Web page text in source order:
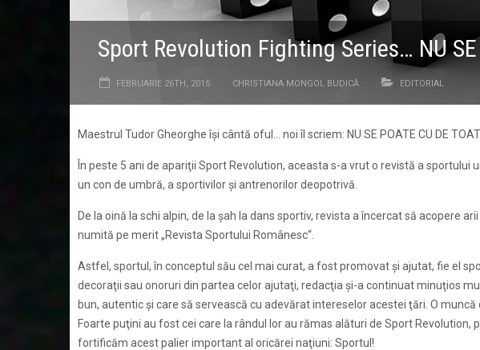
Sport Revolution Fighting Series… NU SE
FEBRUARIE 26TH, 2015 CHRISTIANA MONGOL BUDICĂ EDITORIAL
Maestrul Tudor Gheorghe îşi cântă oful… noi îl scriem: NU SE POATE CU DE
În peste 5 ani de apariţii Sport Revolution, aceasta s-a vrut o revistă a sportului
un con de umbră, a sportivilor şi antrenorilor deopotrivă.
De la oină la schi alpin, de la şah la dans sportiv, revista a încercat să acopere
numită pe merit „Revista Sportului Românesc“.
Astfel, sportul, în conceptul său cel mai curat, a fost promovat şi ajutat, fie el
decoraţii sau onoruri din partea celor ajutaţi, redacţia şi-a continuat minuţios
bun, autentic şi care să servească cu adevărat intereselor acestei ţări. O
Foarte puţini au fost cei care la rândul lor au rămas alături de Sport Revolution,
fortificăm acest palier important al oricărei naţiuni: Sportul!